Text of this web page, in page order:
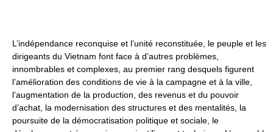
L’indépendance reconquise et l’unité reconstituée, le peuple et les
dirigeants du Vietnam font face à d’autres problèmes,
innombrables et complexes, au premier rang desquels figurent
l’amélioration des conditions de vie à la campagne et à la ville,
l’augmentation de la production, des revenus et du pouvoir
d’achat, la modernisation des structures et des mentalités, la
poursuite de la démocratisation politique et sociale, le